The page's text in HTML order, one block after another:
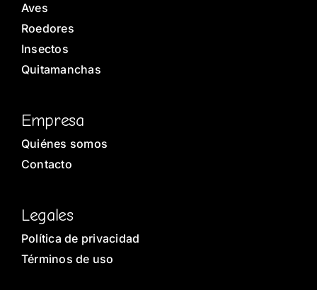
Aves
Roedores
Insectos
Quitamanchas
Empresa
Quiénes somos
Contacto
Legales
Política de privacidad
Términos de uso